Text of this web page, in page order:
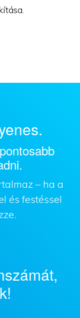
– ha a
és festéssel